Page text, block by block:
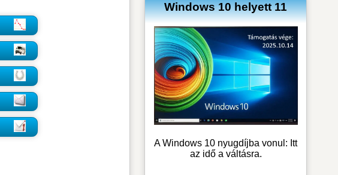
Windows 10 helyett 11
A Windows 10 nyugdíjba vonul: Itt
az idő a váltásra.